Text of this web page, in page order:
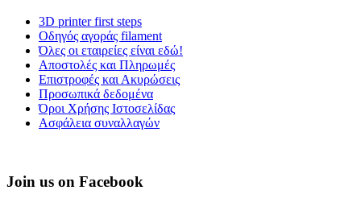
3D printer first steps
Οδηγός αγοράς filament
Όλες οι εταιρείες είναι εδώ!
Αποστολές και Πληρωμές
Επιστροφές και Ακυρώσεις
Προσωπικά δεδομένα
Όροι Χρήσης Ιστοσελίδας
Ασφάλεια συναλλαγών
Join us on Facebook